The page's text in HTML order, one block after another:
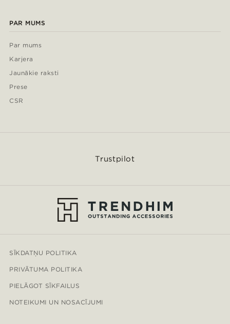
PAR MUMS
Par mums
Karjera
Jaunākie raksti
Prese
CSR
Trustpilot
SĪKDATŅU POLITIKA
PRIVĀTUMA POLITIKA
PIELĀGOT SĪKFAILUS
NOTEIKUMI UN NOSACĪJUMI